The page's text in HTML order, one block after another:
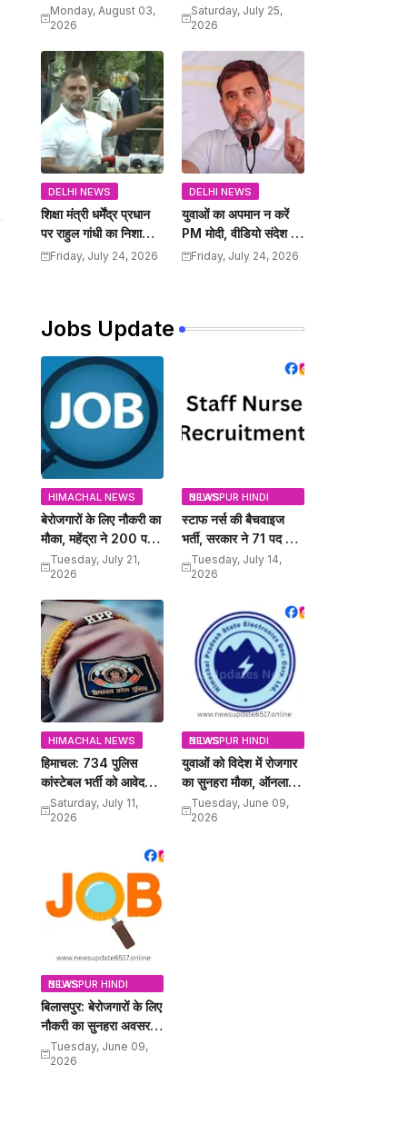
प्रदेश के मुख्यमंत्री सुक्खू,
हैरान कर देते है सरकार के
Monday, August 03,
2026
सरकार में होते है पेपर लीक:
सुक्खू
Saturday, July 25,
2026
DELHI NEWS
शिक्षा मंत्री धर्मेंद्र प्रधान
पर राहुल गांधी का निशाना,
PM मोदी अपराधी शिक्षा
Friday, July 24, 2026
DELHI NEWS
युवाओं का अपमान न करें
PM मोदी, वीडियो संदेश पर
राहुल गांधी का पलटवार
Friday, July 24, 2026
Jobs Update
HIMACHAL NEWS
बेरोजगारों के लिए नौकरी का
मौका, महेंद्रा ने 200 पद
किए अधिसूचित, इस दिन
होंगे इंटरव्यू
Tuesday, July 21,
2026
BILASPUR HINDI NEWS
स्टाफ नर्स की बैचवाइज
भर्ती, सरकार ने 71 पद किए
अधिसूचित, यहां जानें अंतिम
तिथि
Tuesday, July 14,
2026
HIMACHAL NEWS
हिमाचल: 734 पुलिस
कांस्टेबल भर्ती को आवेदन
शुरू, 18 से 27 वर्ष तक के
युवाओं को मौका, 12वीं पास
Saturday, July 11,
2026
BILASPUR HINDI NEWS
युवाओं को विदेश में रोजगार
का सुनहरा मौका, ऑनलाइन
करें अप्लाई, इतना मिलेगा
वेतन
Tuesday, June 09,
2026
BILASPUR HINDI NEWS
बिलासपुर: बेरोजगारों के लिए
नौकरी का सुनहरा अवसर,
15 पदों के लिए कैंपस
इंटरव्यू, यहां जानें
Tuesday, June 09,
2026